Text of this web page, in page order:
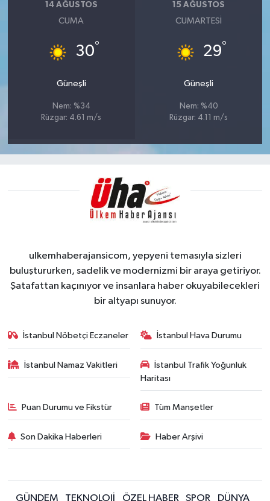
14 AĞUSTOS
CUMA
30°
Güneşli
Nem: %34
Rüzgar: 4.61 m/s
15 AĞUSTOS
CUMARTESI
29°
Güneşli
Nem: %40
Rüzgar: 4.11 m/s
ulkemhaberajansicom, yepyeni temasıyla sizleri
buluştururken, sadelik ve modernizmi bir araya getiriyor.
Şatafattan kaçınıyor ve insanlara haber okuyabilecekleri
bir altyapı sunuyor.
İstanbul Nöbetçi Eczaneler İstanbul Hava Durumu
İstanbul Namaz Vakitleri
İstanbul Trafik Yoğunluk
Haritası
Puan Durumu ve Fikstür Tüm Manşetler
Son Dakika Haberleri Haber Arşivi
GÜNDEM TEKNOLOJİ ÖZEL HABER SPOR DÜNYA